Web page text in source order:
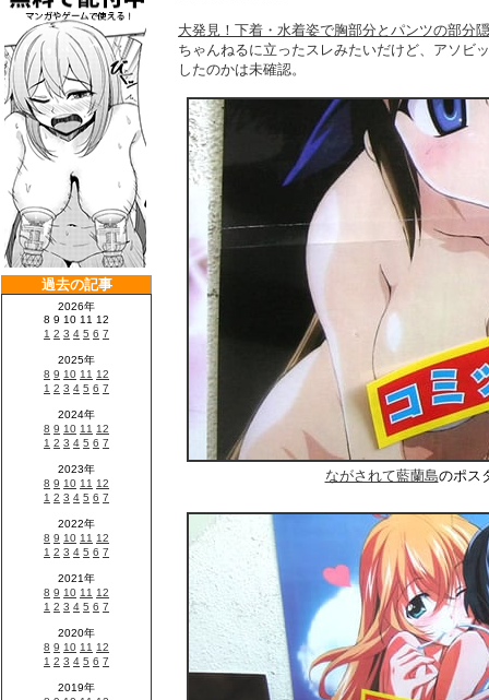
大発見！下着・水着姿で胸部分とパンツの部分
ちゃんねるに立ったスレみたいだけど、アソビ
したのかは未確認。
ながされて藍蘭島のポス